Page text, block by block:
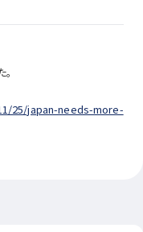
25/japan-needs-more-